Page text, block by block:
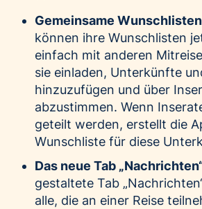
Gemeinsame
können ihre Wunschlisten
einfach mit anderen
sie einladen, Unterkünfte
hinzuzufügen und über
abzustimmen. Wenn
geteilt werden, erstellt die
Wunschliste für diese
Das neue Tab
gestaltete Tab
alle, die an einer Reise